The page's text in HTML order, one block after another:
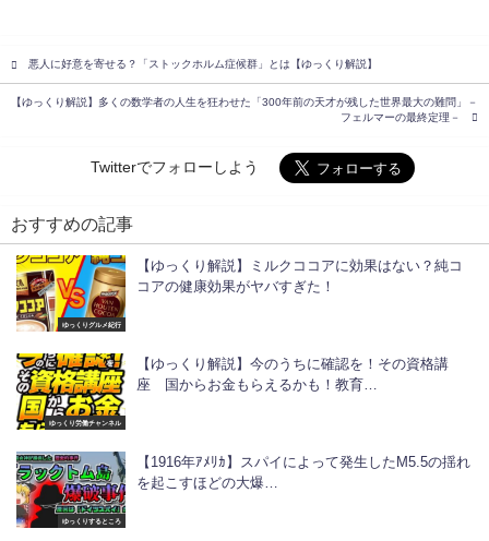
悪人に好意を寄せる？「ストックホルム症候群」とは【ゆっくり解説】
【ゆっくり解説】多くの数学者の人生を狂わせた「300年前の天才が残した世界最大の難問」－
フェルマーの最終定理－
Twitterでフォローしよう
おすすめの記事
ゆっくりグルメ紀行
【ゆっくり解説】ミルクココアに効果はない？純コ
コアの健康効果がヤバすぎた！
ゆっくり労働チャンネル
【ゆっくり解説】今のうちに確認を！その資格講
座 国からお金もらえるかも！教育…
ゆっくりするところ
【1916年ｱﾒﾘｶ】スパイによって発生したM5.5の揺れ
を起こすほどの大爆…